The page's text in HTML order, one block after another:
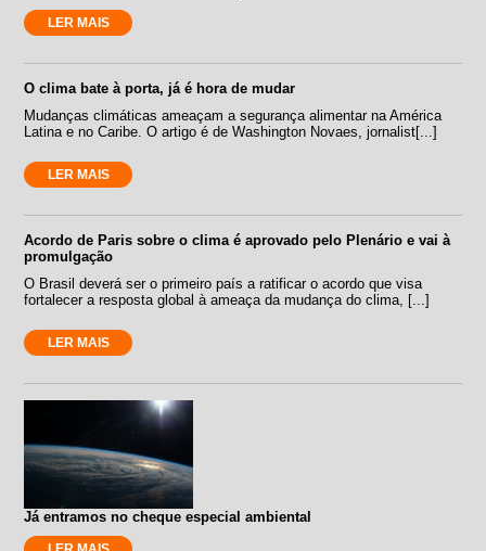
LER MAIS
O clima bate à porta, já é hora de mudar
Mudanças climáticas ameaçam a segurança alimentar na América
Latina e no Caribe. O artigo é de Washington Novaes, jornalist[...]
LER MAIS
Acordo de Paris sobre o clima é aprovado pelo Plenário e vai à
promulgação
O Brasil deverá ser o primeiro país a ratificar o acordo que visa
fortalecer a resposta global à ameaça da mudança do clima, [...]
LER MAIS
Já entramos no cheque especial ambiental